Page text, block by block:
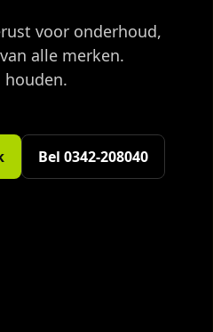
voor onderhoud,
alle merken.
Bel 0342-208040